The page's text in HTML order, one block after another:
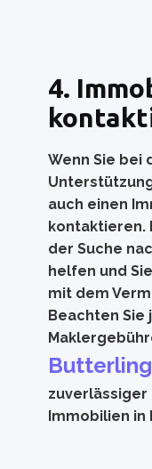
4.
Wenn Sie bei
auch einen
kontaktieren.
der Suche
helfen und
mit dem
Beachten Sie
Immobilien in